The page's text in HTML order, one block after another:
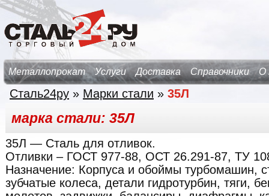
Металлопрокат Услуги Доставка Справочники О
Сталь24ру » Марки стали » 35Л
марка стали: 35Л
35Л — Сталь для отливок.
Отливки – ГОСТ 977-88, ОСТ 26.291-87, ТУ
Назначение: Корпуса и обоймы турбомашин,
зубчатые колеса, детали гидротурбин, тяги,